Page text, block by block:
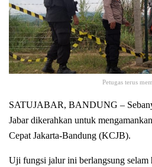
Petugas terus
SATUJABAR, BANDUNG –
Jabar dikerahkan untuk
Cepat Jakarta-Bandung (KCJB).
Uji fungsi jalur ini berlangsung